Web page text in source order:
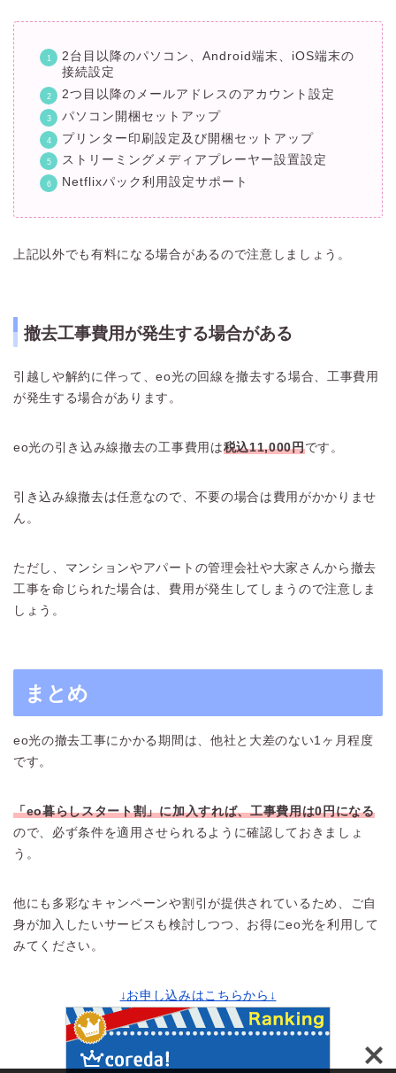
2台目以降のパソコン、Android端末、iOS端末の
接続設定
2つ目以降のメールアドレスのアカウント設定
パソコン開梱セットアップ
プリンター印刷設定及び開梱セットアップ
ストリーミングメディアプレーヤー設置設定
Netflixパック利用設定サポート
上記以外でも有料になる場合があるので注意しましょう。
撤去工事費用が発生する場合がある
引越しや解約に伴って、eo光の回線を撤去する場合、工事費用
が発生する場合があります。
eo光の引き込み線撤去の工事費用は税込11,000円です。
引き込み線撤去は任意なので、不要の場合は費用がかかりませ
ん。
ただし、マンションやアパートの管理会社や大家さんから撤去
工事を命じられた場合は、費用が発生してしまうので注意しま
しょう。
まとめ
eo光の撤去工事にかかる期間は、他社と大差のない1ヶ月程度
です。
「eo暮らしスタート割」に加入すれば、工事費用は0円になる
ので、必ず条件を適用させられるように確認しておきましょ
う。
他にも多彩なキャンペーンや割引が提供されているため、ご自
身が加入したいサービスも検討しつつ、お得にeo光を利用して
みてください。
↓お申し込みはこちらから↓